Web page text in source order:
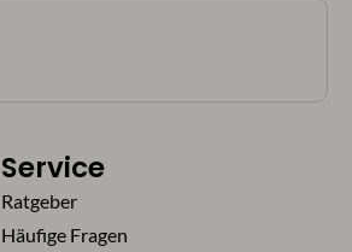
Service
Ratgeber
Häufige Fragen